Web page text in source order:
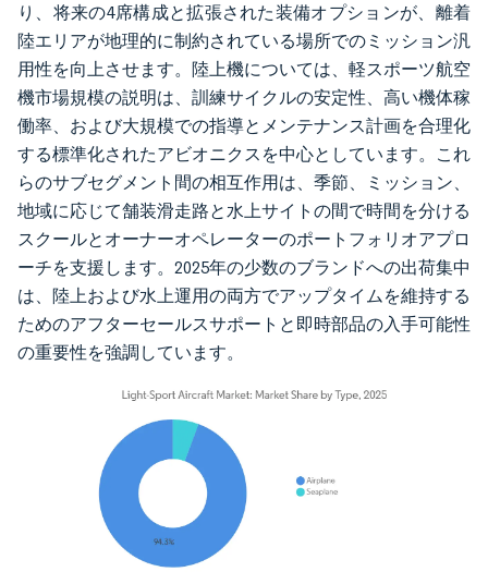
り、将来の4席構成と拡張された装備オプションが、離着
陸エリアが地理的に制約されている場所でのミッション汎
用性を向上させます。陸上機については、軽スポーツ航空
機市場規模の説明は、訓練サイクルの安定性、高い機体稼
働率、および大規模での指導とメンテナンス計画を合理化
する標準化されたアビオニクスを中心としています。これ
らのサブセグメント間の相互作用は、季節、ミッション、
地域に応じて舗装滑走路と水上サイトの間で時間を分ける
スクールとオーナーオペレーターのポートフォリオアプロ
ーチを支援します。2025年の少数のブランドへの出荷集中
は、陸上および水上運用の両方でアップタイムを維持する
ためのアフターセールスサポートと即時部品の入手可能性
の重要性を強調しています。